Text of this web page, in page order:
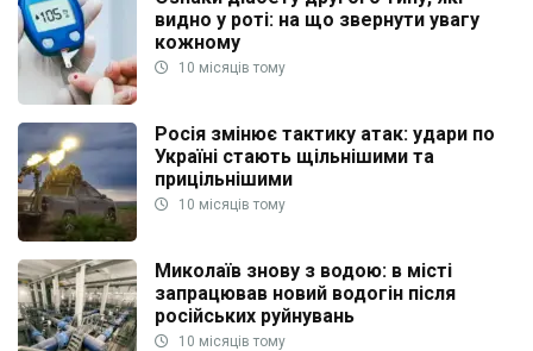
видно у роті: на що звернути увагу
кожному
10 місяців тому
Росія змінює тактику атак: удари по
Україні стають щільнішими та
прицільнішими
10 місяців тому
Миколаїв знову з водою: в місті
запрацював новий водогін після
російських руйнувань
10 місяців тому